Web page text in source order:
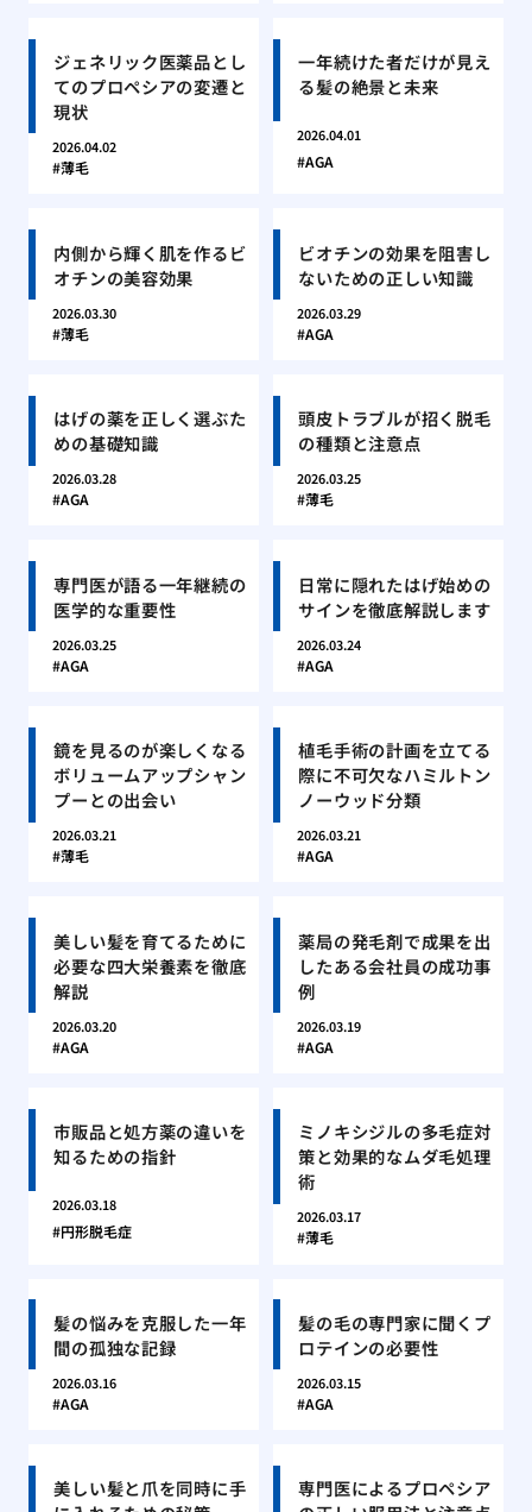
ジェネリック医薬品とし
てのプロペシアの変遷と
現状
2026.04.02
薄毛
一年続けた者だけが見え
る髪の絶景と未来
2026.04.01
AGA
内側から輝く肌を作るビ
オチンの美容効果
2026.03.30
薄毛
ビオチンの効果を阻害し
ないための正しい知識
2026.03.29
AGA
はげの薬を正しく選ぶた
めの基礎知識
2026.03.28
AGA
頭皮トラブルが招く脱毛
の種類と注意点
2026.03.25
薄毛
専門医が語る一年継続の
医学的な重要性
2026.03.25
AGA
日常に隠れたはげ始めの
サインを徹底解説します
2026.03.24
AGA
鏡を見るのが楽しくなる
ボリュームアップシャン
プーとの出会い
2026.03.21
薄毛
植毛手術の計画を立てる
際に不可欠なハミルトン
ノーウッド分類
2026.03.21
AGA
美しい髪を育てるために
必要な四大栄養素を徹底
解説
2026.03.20
AGA
薬局の発毛剤で成果を出
したある会社員の成功事
例
2026.03.19
AGA
市販品と処方薬の違いを
知るための指針
2026.03.18
円形脱毛症
ミノキシジルの多毛症対
策と効果的なムダ毛処理
術
2026.03.17
薄毛
髪の悩みを克服した一年
間の孤独な記録
2026.03.16
AGA
髪の毛の専門家に聞くプ
ロテインの必要性
2026.03.15
AGA
美しい髪と爪を同時に手
専門医によるプロペシア